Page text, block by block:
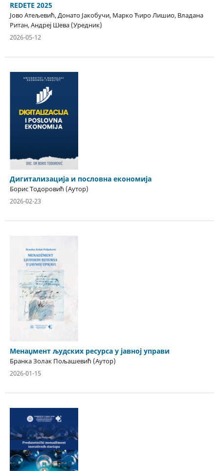
REDETE 2025
Јово Атељевић, Донато Јакобучи, Марко Ћиро Лишио, Владана
Ритан, Андреј Шева (Уредник)
2026-05-12
Дигитализација и пословна економија
Борис Тодоровић (Аутор)
2026-02-23
Менаџмент људских ресурса у јавној управи
Бранка Золак Пољашевић (Аутор)
2026-01-15